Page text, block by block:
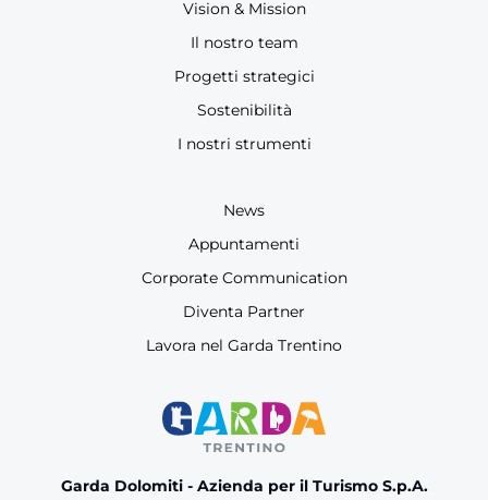
Garda Dolomiti - Azienda per il Turismo S.p.A.
Vision & Mission
Il nostro team
Progetti strategici
Sostenibilità
I nostri strumenti
News
Appuntamenti
Corporate Communication
Diventa Partner
Lavora nel Garda Trentino